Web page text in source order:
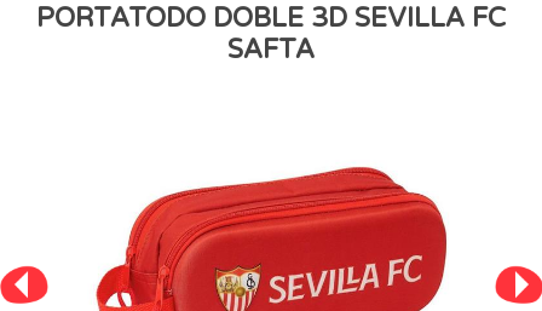
PORTATODO DOBLE 3D SEVILLA FC
SAFTA